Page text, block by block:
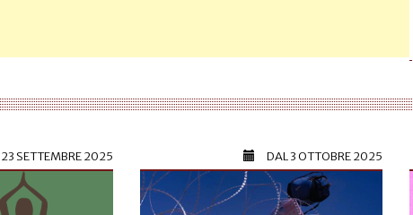
23 SETTEMBRE 2025 DAL3 OTTOBRE 2025